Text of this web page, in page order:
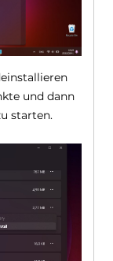
und dann
starten.